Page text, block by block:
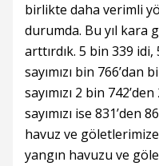
birlikte daha verimli
durumda. Bu yıl kara
arttırdık. 5 bin 339 idi,
sayımızı bin 766’dan
sayımızı 2 bin
sayımızı ise 831’den
havuz ve
yangın havuzu ve